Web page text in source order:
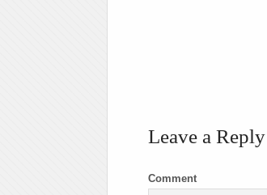
Leave a Reply
Comment